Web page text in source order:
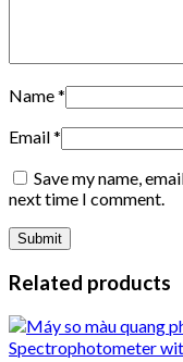
Name*
Email*
Save my name,
next time I comment.
Related products